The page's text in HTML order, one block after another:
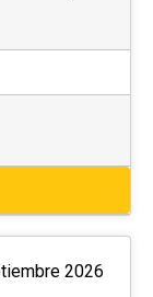
2026